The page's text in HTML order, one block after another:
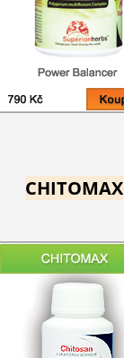
CHITOMAX